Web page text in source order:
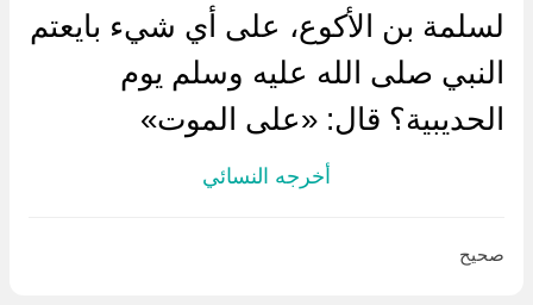
لسلمة بن الأكوع، على أي شيء بايعتم
النبي صلى الله عليه وسلم يوم
الحديبية؟ قال: «على الموت»
أخرجه النسائي
صحيح